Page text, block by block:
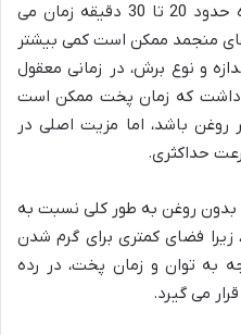
مثال، پخت سیب زمینی خلالی تازه حدود 20 تا 30 دقیقه زمان می
منجمد ممکن است کمی بیشتر
و نوع برش، در زمانی معقول
داشت که زمان پخت ممکن است
باشد، اما مزیت اصلی در
حداکثری.
روغن به طور کلی نسبت به
زیرا فضای کمتری برای گرم شدن
به توان و زمان پخت، در رده
می گیرد.